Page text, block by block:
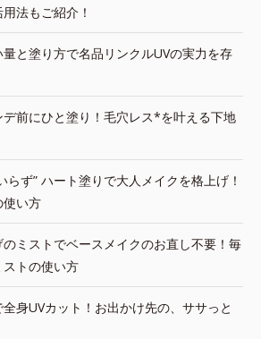
法もご紹介！
量と塗り方で名品リンクルUVの実力を存
デ前にひと塗り！毛穴レス*を叶える下地
らず” ハート塗りで大人メイクを格上げ！
使い方
のミストでベースメイクのお直し不要！毎
トの使い方
全身UVカット！お出かけ先の、ササっと